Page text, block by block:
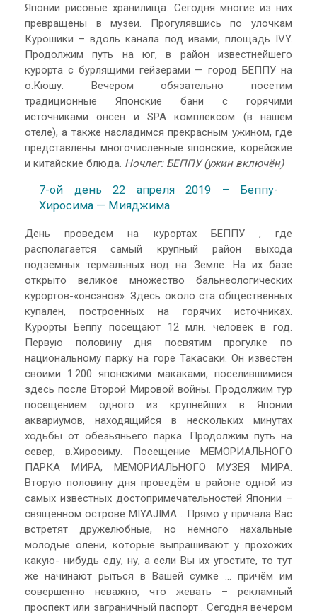
Японии рисовые хранилища. Сегодня многие из них
превращены в музеи. Прогулявшись по улочкам
Курошики – вдоль канала под ивами, площадь IVY.
Продолжим путь на юг, в район известнейшего
курорта с бурлящими гейзерами — город БЕППУ на
о.Кюшу. Вечером обязательно посетим
традиционные Японские бани с горячими
источниками онсен и SPA комплексом (в нашем
отеле), а также насладимся прекрасным ужином, где
представлены многочисленные японские, корейские
и китайские блюда. Ночлег: БЕППУ (ужин включён)
7-ой день 22 апреля 2019 – Беппу-
Хиросима — Мияджима
День проведем на курортах БЕППУ , где
располагается самый крупный район выхода
подземных термальных вод на Земле. На их базе
открыто великое множество бальнеологических
курортов-«онсэнов». Здесь около ста общественных
купален, построенных на горячих источниках.
Курорты Беппу посещают 12 млн. человек в год.
Первую половину дня посвятим прогулке по
национальному парку на горе Такасаки. Он известен
своими 1.200 японскими макаками, поселившимися
здесь после Второй Мировой войны. Продолжим тур
посещением одного из крупнейших в Японии
аквариумов, находящийся в нескольких минутах
ходьбы от обезьяньего парка. Продолжим путь на
север, в.Хиросиму. Посещение МЕМОРИАЛЬНОГО
ПАРКА МИРА, МЕМОРИАЛЬНОГО МУЗЕЯ МИРА.
Вторую половину дня проведём в районе одной из
самых известных достопримечательностей Японии –
священном острове MIYAJIMA . Прямо у причала Вас
встретят дружелюбные, но немного нахальные
молодые олени, которые выпрашивают у прохожих
какую- нибудь еду, ну, а если Вы их угостите, то тут
же начинают рыться в Вашей сумке … причём им
совершенно неважно, что жевать – рекламный
проспект или заграничный паспорт . Сегодня вечером